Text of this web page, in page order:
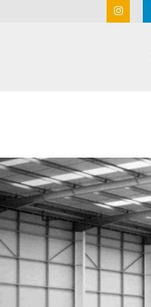
ERPICI A MOLLE
ERPICI ROTANTI
MACCHINE PER SASSI
POLVERIZZATORI
RIPUNTATORI COLTIVATORI